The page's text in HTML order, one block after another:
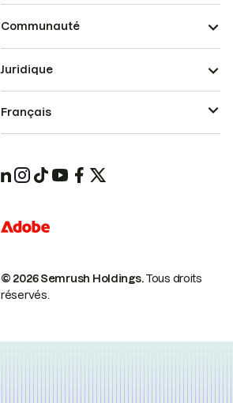
Communauté
© 2026 Semrush Holdings.Tous droits
réservés.
Juridique
Français